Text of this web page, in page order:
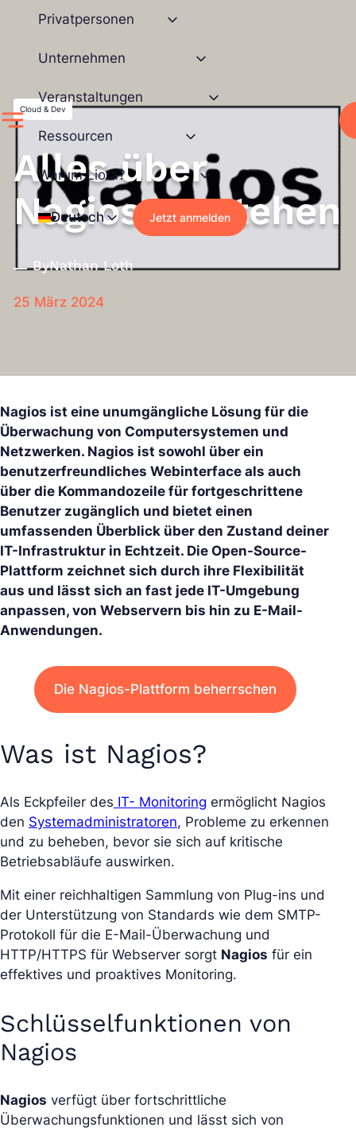
springen
Privatpersonen
Unternehmen
Veranstaltungen
Ressourcen
Warum Liora?
Deutsch Jetzt anmelden
Cloud & Dev
Alles über
Nagios verstehen
ByNathan Loth
25 März 2024
Nagios ist eine unumgängliche Lösung für die
Überwachung von Computersystemen und
Netzwerken. Nagios ist sowohl über ein
benutzerfreundliches Webinterface als auch
über die Kommandozeile für fortgeschrittene
Benutzer zugänglich und bietet einen
umfassenden Überblick über den Zustand deiner
IT-Infrastruktur in Echtzeit. Die Open-Source-
Plattform zeichnet sich durch ihre Flexibilität
aus und lässt sich an fast jede IT-Umgebung
anpassen, von Webservern bis hin zu E-Mail-
Anwendungen.
Die Nagios-Plattform beherrschen
Was ist Nagios?
Als Eckpfeiler des IT- Monitoring ermöglicht Nagios
den Systemadministratoren, Probleme zu erkennen
und zu beheben, bevor sie sich auf kritische
Betriebsabläufe auswirken.
Mit einer reichhaltigen Sammlung von Plug-ins und
der Unterstützung von Standards wie dem SMTP-
Protokoll für die E-Mail-Überwachung und
HTTP/HTTPS für Webserver sorgt Nagios für ein
effektives und proaktives Monitoring.
Schlüsselfunktionen von
Nagios
Nagios verfügt über fortschrittliche
Überwachungsfunktionen und lässt sich von